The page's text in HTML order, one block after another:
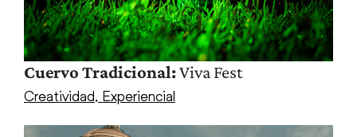
Cuervo Tradicional:Viva Fest
Creatividad, Experiencial